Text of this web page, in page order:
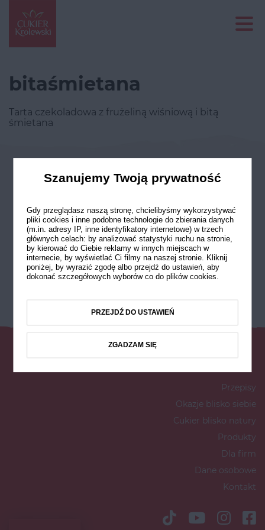
bitaśmietana
Tarta czekoladowa z frużeliną wiśniową i bitą
śmietana
Odwiedź nasze profile w social
mediach
Przepisy
Okazje blisko siebie
Cukier blisko natury
Produkty
Dla firm
Dane osobowe
Kontakt
Szanujemy Twoją prywatność
Gdy przeglądasz naszą stronę, chcielibyśmy wykorzystywać
pliki cookies i inne podobne technologie do zbierania danych
(m.in. adresy IP, inne identyfikatory internetowe) w trzech
głównych celach: by analizować statystyki ruchu na stronie,
by kierować do Ciebie reklamy w innych miejscach w
internecie, by wyświetlać Ci filmy na naszej stronie. Kliknij
poniżej, by wyrazić zgodę albo przejdź do ustawień, aby
dokonać szczegółowych wyborów co do plików cookies.
PRZEJDŹ DO USTAWIEŃ
ZGADZAM SIĘ